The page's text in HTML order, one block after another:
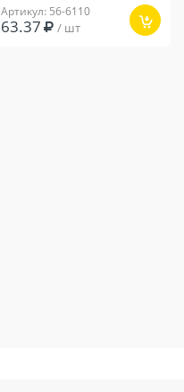
Артикул: 56-6110
63.37 / шт